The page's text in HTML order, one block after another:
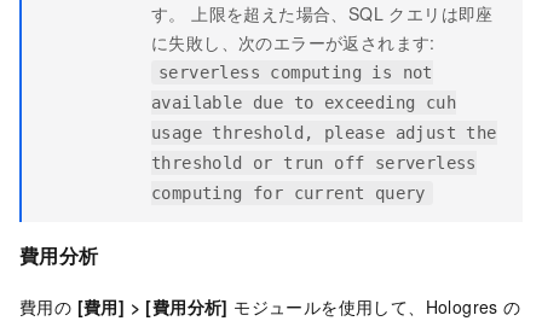
す。 上限を超えた場合、SQL クエリは即座
に失敗し、次のエラーが返されます:
serverless computing is not
available due to exceeding cuh
usage threshold, please adjust the
threshold or trun off serverless
computing for current query
費用分析
費用の [費用] > [費用分析] モジュールを使用して、Hologres の